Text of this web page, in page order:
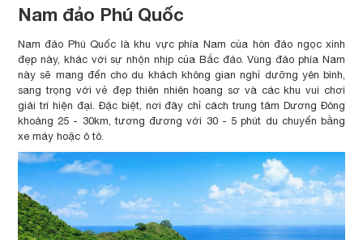
Nam đảo Phú Quốc
Nam đảo Phú Quốc là khu vực phía Nam của hòn đảo ngọc xinh
đẹp này, khác với sự nhộn nhịp của Bắc đảo. Vùng đảo phía Nam
này sẽ mang đến cho du khách không gian nghỉ dưỡng yên bình,
sang trọng với vẻ đẹp thiên nhiên hoang sơ và các khu vui chơi
giải trí hiện đại. Đặc biệt, nơi đây chỉ cách trung tâm Dương Đông
khoảng 25 - 30km, tương đương với 30 - 5 phút du chuyển bằng
xe máy hoặc ô tô.